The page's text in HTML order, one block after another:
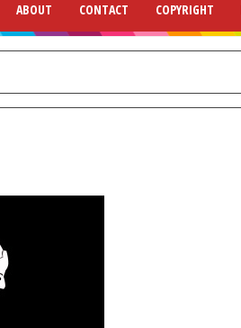
ABOUT CONTACT COPYRIGHT